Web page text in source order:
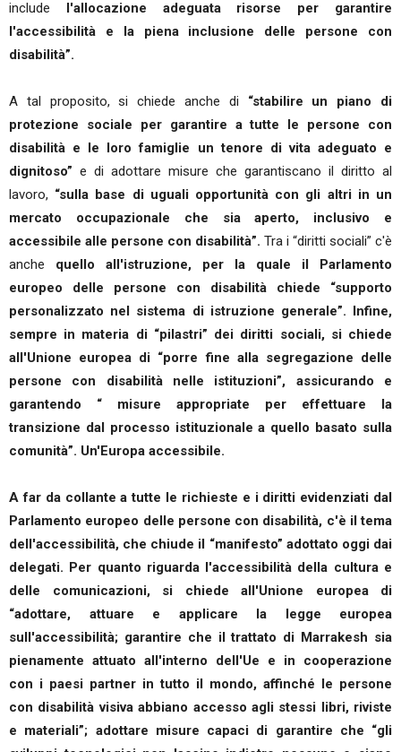
include l'allocazione adeguata risorse per garantire
l'accessibilità e la piena inclusione delle persone con
disabilità”.
A tal proposito, si chiede anche di “stabilire un piano di
protezione sociale per garantire a tutte le persone con
disabilità e le loro famiglie un tenore di vita adeguato e
dignitoso” e di adottare misure che garantiscano il diritto al
lavoro, “sulla base di uguali opportunità con gli altri in un
mercato occupazionale che sia aperto, inclusivo e
accessibile alle persone con disabilità”. Tra i “diritti sociali” c'è
anche quello all'istruzione, per la quale il Parlamento
europeo delle persone con disabilità chiede “supporto
personalizzato nel sistema di istruzione generale”. Infine,
sempre in materia di “pilastri” dei diritti sociali, si chiede
all'Unione europea di “porre fine alla segregazione delle
persone con disabilità nelle istituzioni”, assicurando e
garantendo “ misure appropriate per effettuare la
transizione dal processo istituzionale a quello basato sulla
comunità”. Un'Europa accessibile.
A far da collante a tutte le richieste e i diritti evidenziati dal
Parlamento europeo delle persone con disabilità, c'è il tema
dell'accessibilità, che chiude il “manifesto” adottato oggi dai
delegati. Per quanto riguarda l'accessibilità della cultura e
delle comunicazioni, si chiede all'Unione europea di
“adottare, attuare e applicare la legge europea
sull'accessibilità; garantire che il trattato di Marrakesh sia
pienamente attuato all'interno dell'Ue e in cooperazione
con i paesi partner in tutto il mondo, affinché le persone
con disabilità visiva abbiano accesso agli stessi libri, riviste
e materiali”; adottare misure capaci di garantire che “gli